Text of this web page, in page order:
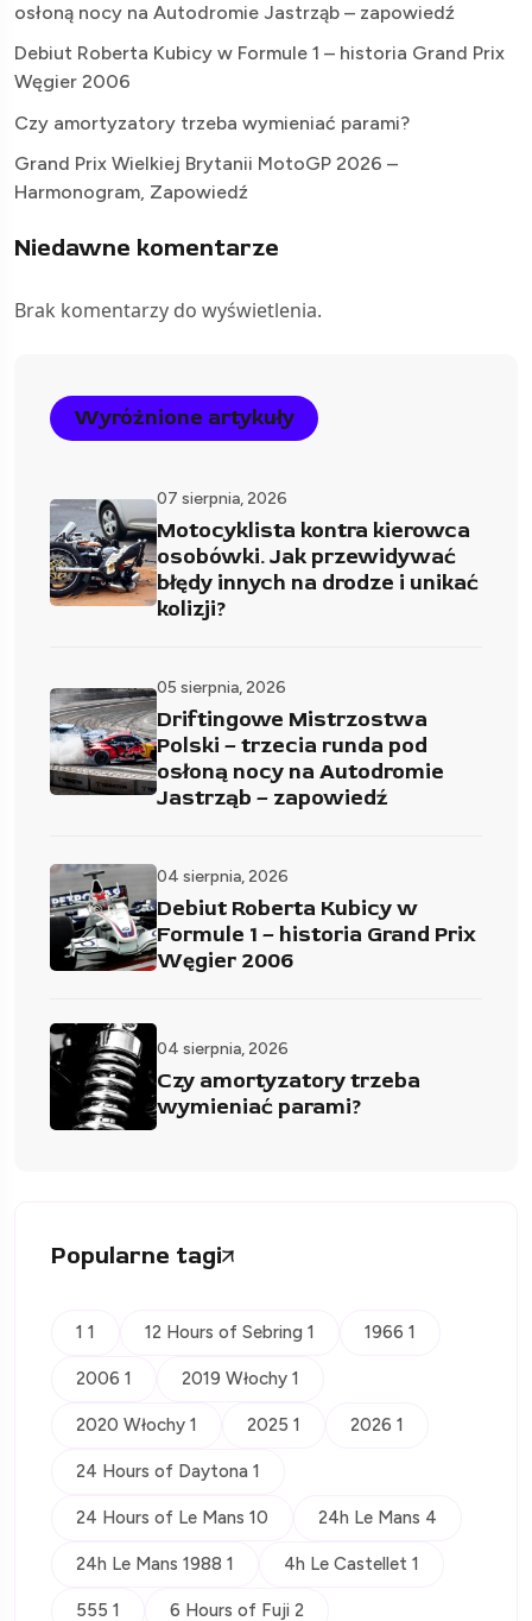
osłoną nocy na Autodromie Jastrząb – zapowiedź
Debiut Roberta Kubicy w Formule 1 – historia Grand Prix
Węgier 2006
Czy amortyzatory trzeba wymieniać parami?
Grand Prix Wielkiej Brytanii MotoGP 2026 –
Harmonogram, Zapowiedź
Niedawne komentarze
Brak komentarzy do wyświetlenia.
Wyróżnione artykuły
07 sierpnia, 2026
Motocyklista kontra kierowca
osobówki. Jak przewidywać
błędy innych na drodze i unikać
kolizji?
05 sierpnia, 2026
Driftingowe Mistrzostwa
Polski – trzecia runda pod
osłoną nocy na Autodromie
Jastrząb – zapowiedź
04 sierpnia, 2026
Debiut Roberta Kubicy w
Formule 1 – historia Grand Prix
Węgier 2006
04 sierpnia, 2026
Czy amortyzatory trzeba
wymieniać parami?
Popularne tagi
1 1 12 Hours of Sebring 1 1966 1
2006 1 2019 Włochy 1
2020 Włochy 1 2025 1 2026 1
24 Hours of Daytona 1
24 Hours of Le Mans 10 24h Le Mans 4
24h Le Mans 1988 1 4h Le Castellet 1
555 1 6 Hours of Fuji 2